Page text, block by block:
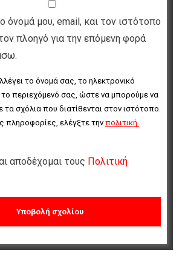
όνομά μου, email, και τον ιστότοπο
πλοηγό για την επόμενη φορά
το όνομά σας, το ηλεκτρονικό
το περιεχόμενό σας, ώστε να μπορούμε να
σχόλια που διατίθενται στον ιστότοπο.
πληροφορίες, ελέγξτε την πολιτική
αποδέχομαι τους Πολιτική